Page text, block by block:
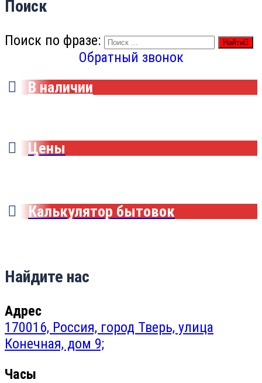
Поиск
Поиск по фразе: Найти
Обратный звонок
В наличии
Цены
Калькулятор бытовок
Найдите нас
Адрес
170016, Россия, город Тверь, улица
Конечная, дом 9;
Часы